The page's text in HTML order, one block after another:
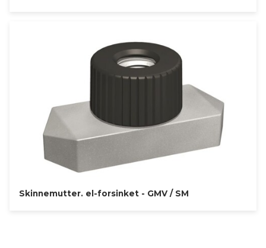
Skinnemutter. el-forsinket - GMV / SM